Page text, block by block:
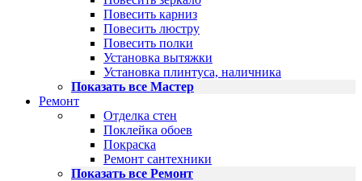
Повесить карниз
Повесить люстру
Повесить полки
Установка вытяжки
Установка плинтуса, наличника
Показать все Мастер
Ремонт
Отделка стен
Поклейка обоев
Покраска
Ремонт сантехники
Показать все Ремонт